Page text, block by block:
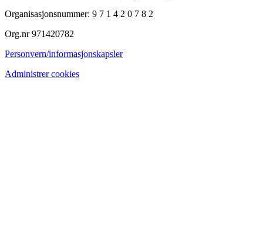
Organisasjonsnummer: 9 7 1 4 2 0 7 8 2
Org.nr 971420782
Personvern/informasjonskapsler
Administrer cookies